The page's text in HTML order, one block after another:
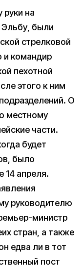
руки на
Эльбу, были
стрелковой
и командир
пехотной
этого к ним
О
местному
части.
будет
было
14 апреля.
руководителю
министр
стран, а также
едва ли в тот
пост